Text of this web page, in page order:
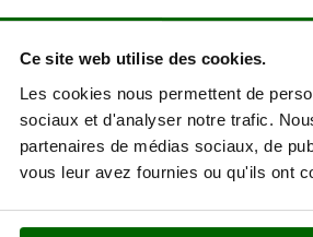
Ce site web utilise des cookies.
Les cookies nous permettent de
sociaux et d'analyser notre trafic.
partenaires de médias sociaux, de
vous leur avez fournies ou qu'ils ont